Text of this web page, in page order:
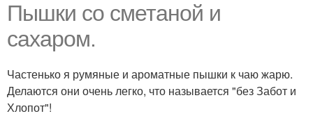
Пышки со сметаной и
сахаром.
Частенько я румяные и ароматные пышки к чаю жарю.
Делаются они очень легко, что называется "без Забот и
Хлопот"!